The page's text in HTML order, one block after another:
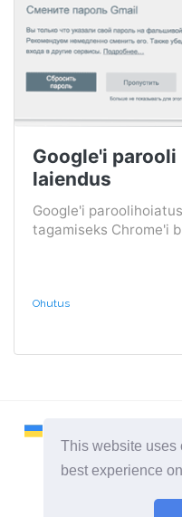
This website uses
best experience
Google'i
laiendus
Google'i
tagamiseks Chrome'i
Ohutus
2026 ©